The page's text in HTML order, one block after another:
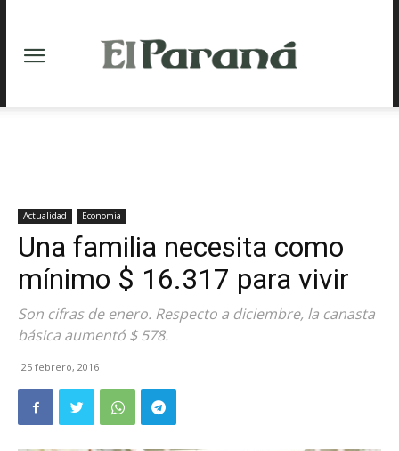
Actualidad Economia
Una familia necesita como
mínimo $ 16.317 para vivir
Son cifras de enero. Respecto a diciembre, la canasta
básica aumentó $ 578.
25 febrero, 2016